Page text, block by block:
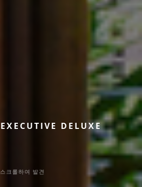
EXE CUTIVE D E LUXE
스크롤하여 발견